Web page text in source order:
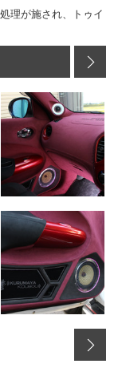
理が施され、トゥイ